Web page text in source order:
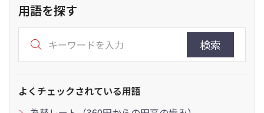
用語を探す
検索
よくチェックされている用語